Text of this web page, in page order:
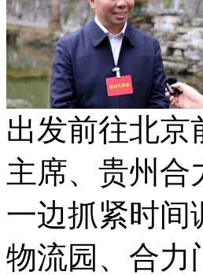
出发前往北京
主席、贵州合
一边抓紧时间
物流园、合力